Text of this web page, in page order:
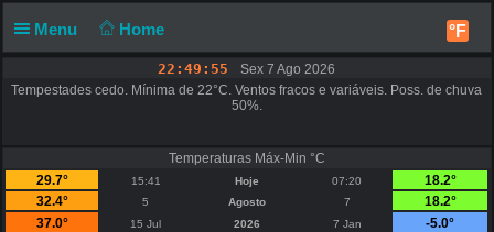
Menu Home °F
22:49:55
Sex 7 Ago 2026
Tempestades cedo. Mínima de 22°C. Ventos fracos e variáveis. Poss. de chuva
50%.
Temperaturas Máx-Min °C
29.7°
15:41 Hoje 07:20
18.2°
32.4°
5 Agosto 7
18.2°
37.0°
15 Jul 2026 7 Jan
-5.0°